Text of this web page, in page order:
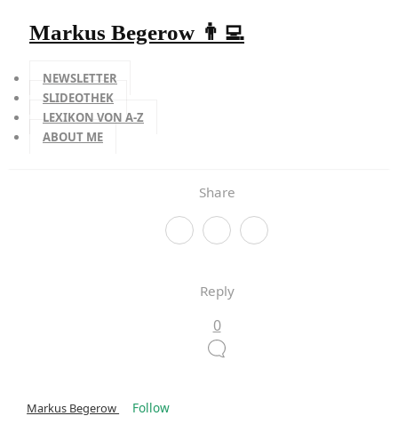
Markus Begerow 👨‍💻
NEWSLETTER
SLIDEOTHEK
LEXIKON VON A-Z
ABOUT ME
Share
Reply
0
Markus Begerow Follow